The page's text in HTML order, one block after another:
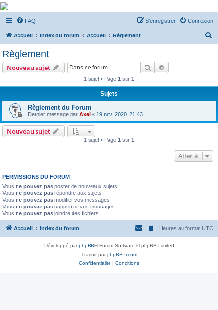
De Musicae Militari -
Forums
Forums de discussions
FAQ Connexion
S’enregistrer
Accueil Index du forum Accueil Règlement
Règlement
Nouveau sujet Rechercher
1 sujet • Page 1 sur 1
Sujets
Règlement du Forum
Dernier message par Axel « 19 nov. 2020, 21:43
Nouveau sujet
1 sujet • Page 1 sur 1
Aller à
PERMISSIONS DU FORUM
Vous ne pouvez pas poster de nouveaux sujets
Vous ne pouvez pas répondre aux sujets
Vous ne pouvez pas modifier vos messages
Vous ne pouvez pas supprimer vos messages
Vous ne pouvez pas joindre des fichiers
Accueil Index du forum Heures au format UTC
Développé parphpBB® Forum Software © phpBB Limited
Traduit parphpBB-fr.com
Confidentialité | Conditions